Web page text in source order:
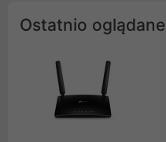
Ostatnio oglądane